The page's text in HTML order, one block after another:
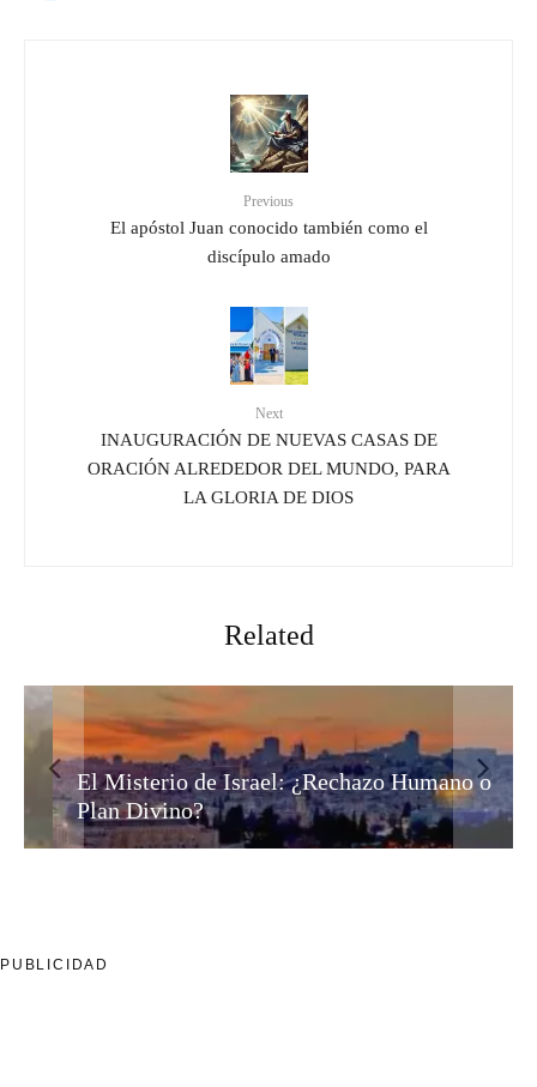
Previous
El apóstol Juan conocido también como el
discípulo amado
Next
INAUGURACIÓN DE NUEVAS CASAS DE
ORACIÓN ALREDEDOR DEL MUNDO, PARA
LA GLORIA DE DIOS
Related
El Misterio de Israel: ¿Rechazo Humano o
Plan Divino?
PUBLICIDAD